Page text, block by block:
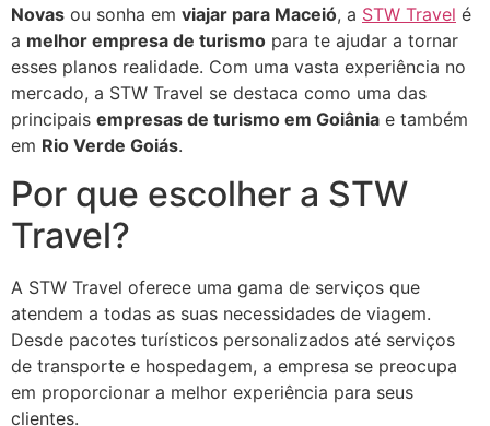
Novas ou sonha em viajar para Maceió, a STW Travel é
a melhor empresa de turismo para te ajudar a tornar
esses planos realidade. Com uma vasta experiência no
mercado, a STW Travel se destaca como uma das
principais empresas de turismo em Goiânia e também
em Rio Verde Goiás.
Por que escolher a STW
Travel?
A STW Travel oferece uma gama de serviços que
atendem a todas as suas necessidades de viagem.
Desde pacotes turísticos personalizados até serviços
de transporte e hospedagem, a empresa se preocupa
em proporcionar a melhor experiência para seus
clientes.